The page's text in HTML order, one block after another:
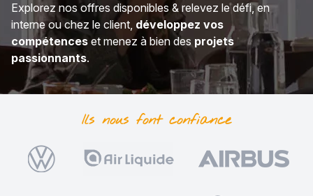
Explorez nos offres disponibles & relevez le défi, en
interne ou chez le client, développez vos
compétences et menez à bien des projets
passionnants.
Ils nous fontconfiance